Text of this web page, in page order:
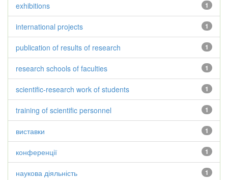
1
exhibitions
1
international projects
1
publication of results of research
1
research schools of faculties
1
scientific-research work of students
1
training of scientific personnel
1
виставки
1
конференції
1
наукова діяльність